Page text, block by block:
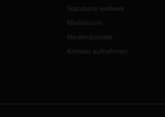
Standorte weltweit
Mediaroom
Medienkontakt
Kontakt aufnehmen